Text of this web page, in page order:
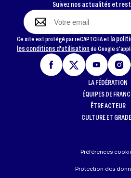
Suivez nos actualités et
Ce site est protégé par reCAPTCHA et la
les conditions d'utilisationde Google
LA FÉDÉRATION
ÉQUIPES DE
ÊTRE ACTEUR
CULTURE ET
Préférences
Protection des